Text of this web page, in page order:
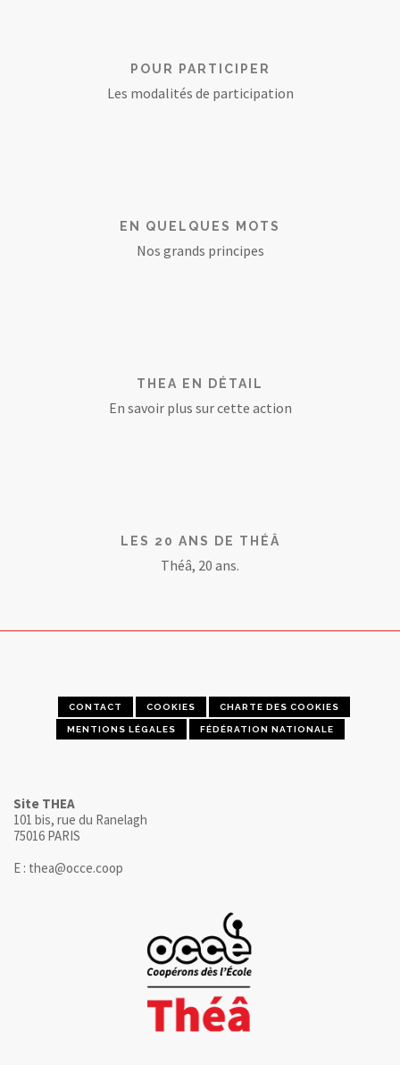
POUR PARTICIPER
Les modalités de participation
EN QUELQUES MOTS
Nos grands principes
THEA EN DÉTAIL
En savoir plus sur cette action
LES 20 ANS DE THÉÂ
Théâ, 20 ans.
CONTACT COOKIES CHARTE DES COOKIES
MENTIONS LÉGALES FÉDÉRATION NATIONALE
Site THEA
101 bis, rue du Ranelagh
75016 PARIS
E : thea@occe.coop